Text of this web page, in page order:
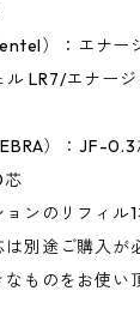
）：エナー
LR7/エナー
）：JF-
ンのリフィル
は別途ご購入が
ものをお使い